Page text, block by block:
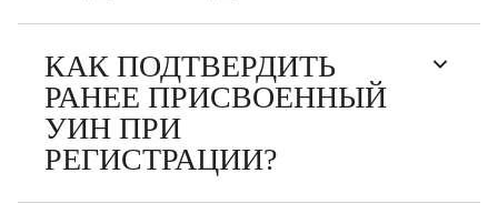
КАК ПОДТВЕРДИТЬ
РАНЕЕ ПРИСВОЕННЫЙ
УИН ПРИ
РЕГИСТРАЦИИ?